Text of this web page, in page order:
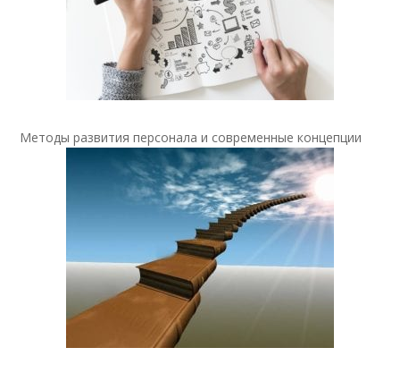
Методы развития персонала и современные концепции